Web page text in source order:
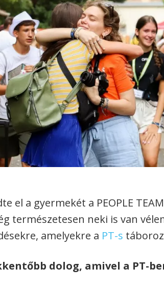
el a gyermekét a PEOPLE
természetesen neki is van
amelyekre a PT-s
dolog, amivel a PT-